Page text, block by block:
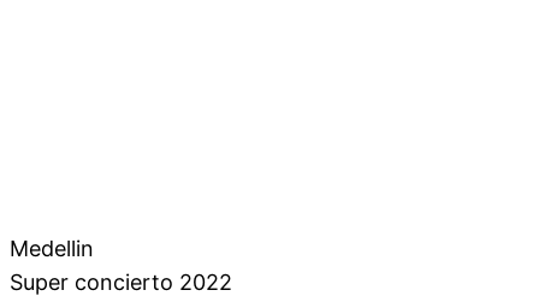
Medellin
Super concierto 2022